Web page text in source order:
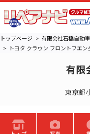
トップページ 有限会社石橋自動車
トヨタ クラウン フロントフエ
有限
東京都